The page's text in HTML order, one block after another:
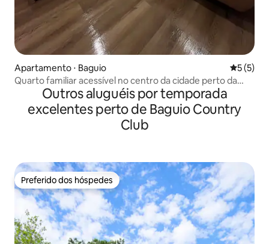
Apartamento ⋅ Baguio 5 de
5 (5)
Quarto familiar acessível no centro da cidade perto da
Session RdOutros aluguéis por temporada
excelentes perto de Baguio Country
Club
Preferido dos hóspedes
Preferido dos hóspedes